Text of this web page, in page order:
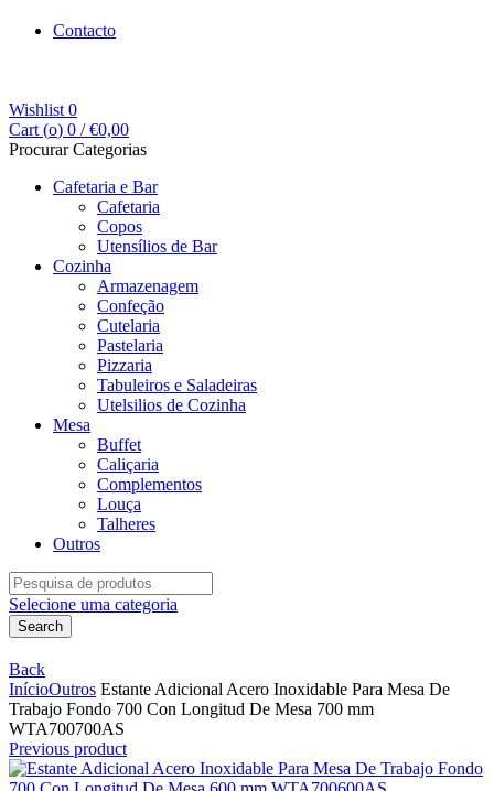
Contacto
Wishlist 0
Cart (o) 0 / €0,00
Procurar Categorias
Cafetaria e Bar
Cafetaria
Copos
Utensílios de Bar
Cozinha
Armazenagem
Confeção
Cutelaria
Pastelaria
Pizzaria
Tabuleiros e Saladeiras
Utelsilios de Cozinha
Mesa
Buffet
Caliçaria
Complementos
Louça
Talheres
Outros
Search
for:
Selecione uma categoria
Search
Back
InícioOutros Estante Adicional Acero Inoxidable Para Mesa De
Trabajo Fondo 700 Con Longitud De Mesa 700 mm
WTA700700AS
Previous product